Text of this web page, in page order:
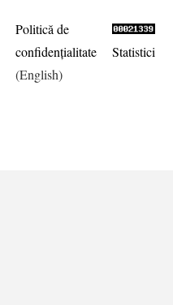
Politică de
confidențialitate
(English)
Statistici